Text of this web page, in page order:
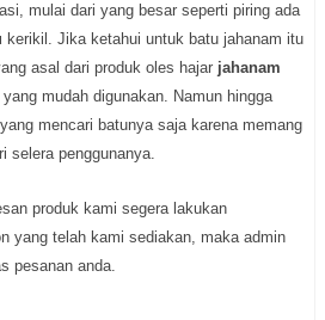
mulai dari yang besar seperti piring ada
kerikil. Jika ketahui untuk batu jahanam itu
asal dari produk oles hajar jahanam
mudah digunakan. Namun hingga
mencari batunya saja karena memang
selera penggunanya.
produk kami segera lakukan
yang telah kami sediakan, maka admin
pesanan anda.